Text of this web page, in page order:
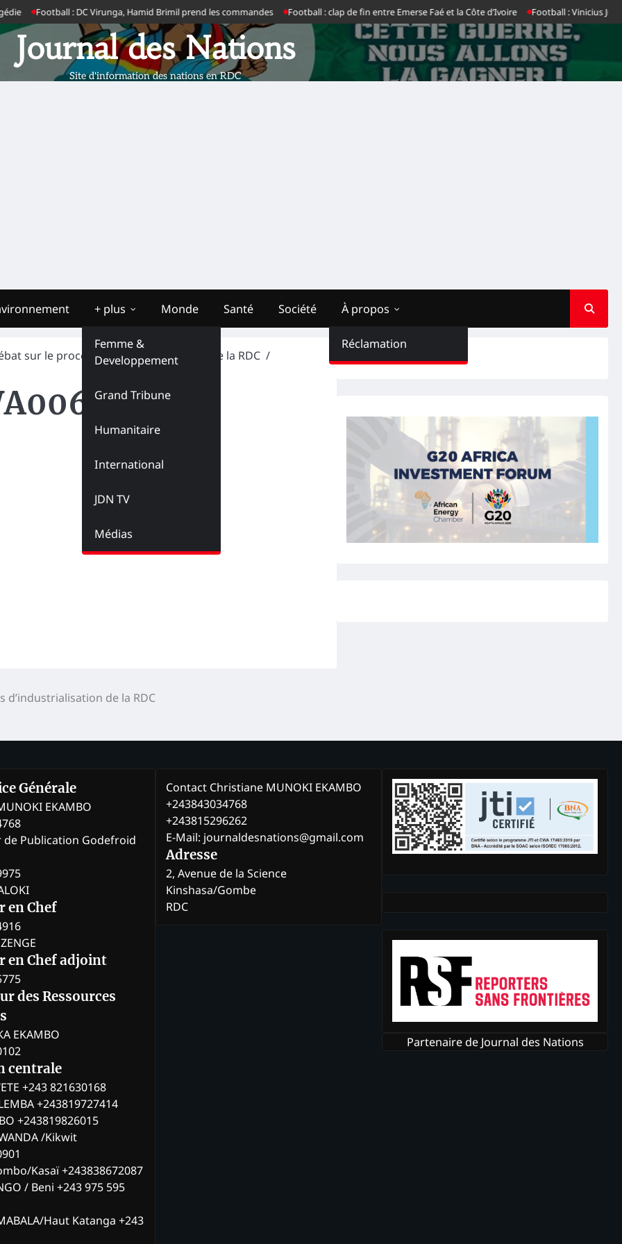
Football : DC Virunga, Hamid Brimil prend les commandes Football : clap de fin entre Emerse Faé et la Côte d’Ivoire Football : Vinicius Jr dit
Journal des Nations
Site d'information des nations en RDC
+ plus
Femme &
Developpement
Grand Tribune
Humanitaire
International
JDN TV
Médias
Monde Santé Société À propos
Réclamation
sur le processus d’industrialisation de la RDC
2
d’industrialisation de la RDC
Générale
EKAMBO
de Publication Godefroid
en Chef
en Chef adjoint
des Ressources
EKAMBO
centrale
+243 821630168
+243819727414
+243819826015
/Kikwit
Kasaï +243838672087
/ Beni +243 975 595
Haut Katanga +243
Contact Christiane MUNOKI EKAMBO
+243843034768
+243815296262
E-Mail: journaldesnations@gmail.com
Adresse
2, Avenue de la Science
Kinshasa/Gombe
RDC
Partenaire de Journal des Nations